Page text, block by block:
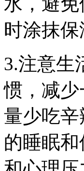
时涂抹
3.注意生
惯，减
量少吃
的睡眠